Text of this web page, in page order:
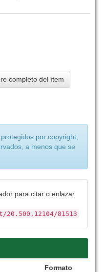
completo del ítem
por copyright,
a menos que se
para citar o enlazar
81513
Formato